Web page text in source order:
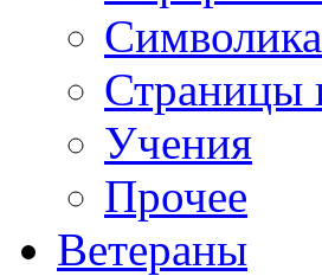
Страницы
Учения
Прочее
Ветераны